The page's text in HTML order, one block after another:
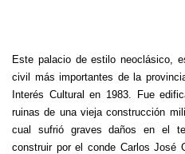
Este palacio de estilo neoclásico,
civil más importantes de la
Interés Cultural en 1983. Fue
ruinas de una vieja construcción
cual sufrió graves daños en el
construir por el conde Carlos José